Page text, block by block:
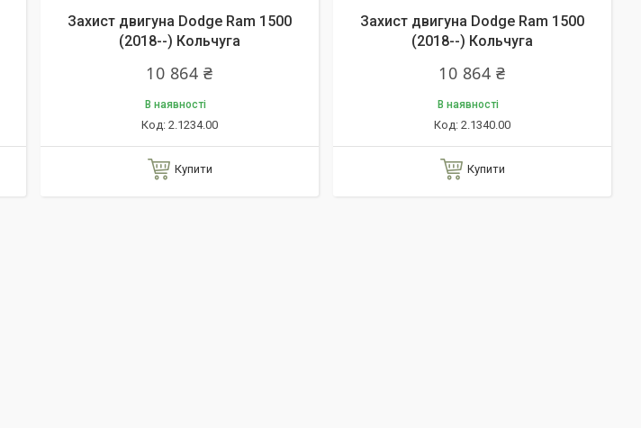
Захист двигуна Dodge Ram 1500
(2018--) Кольчуга
10 864 ₴
В наявності
2.1234.00
Купити
Захист двигуна Dodge Ram 1500
(2018--) Кольчуга
10 864 ₴
В наявності
2.1340.00
Купити